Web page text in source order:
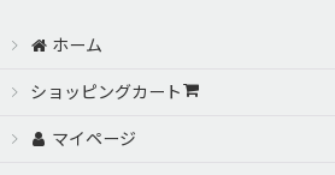
ホーム
ショッピングカート
マイページ